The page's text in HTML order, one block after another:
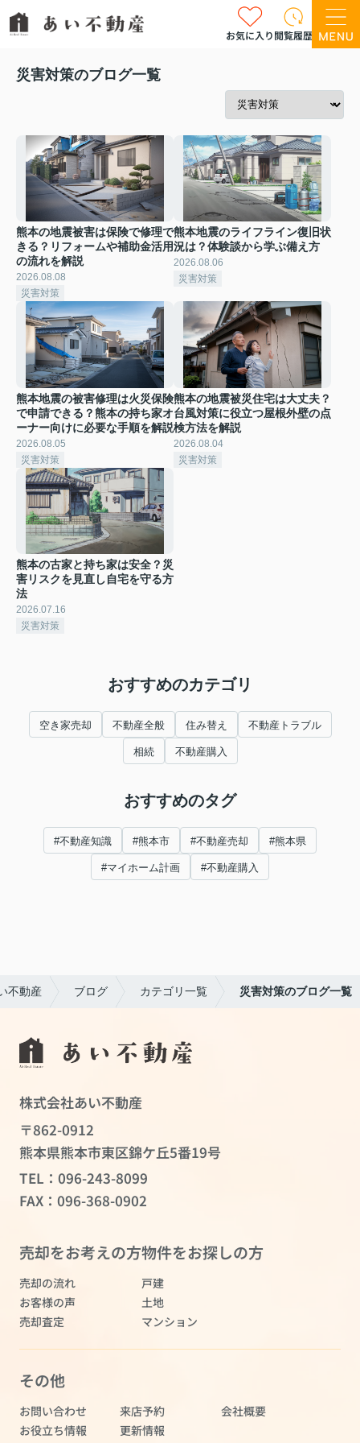
お気に入り閲覧履歴
災害対策のブログ一覧
熊本の地震被害は保険で修理で
きる？リフォームや補助金活用
の流れを解説
2026.08.08
災害対策
熊本地震のライフライン復旧状
況は？体験談から学ぶ備え方
2026.08.06
災害対策
熊本地震の被害修理は火災保険
で申請できる？熊本の持ち家オ
ーナー向けに必要な手順を解説
2026.08.05
災害対策
熊本の地震被災住宅は大丈夫？
台風対策に役立つ屋根外壁の点
検方法を解説
2026.08.04
災害対策
熊本の古家と持ち家は安全？災
害リスクを見直し自宅を守る方
法
2026.07.16
災害対策
おすすめのカテゴリ
空き家売却 不動産全般 住み替え 不動産トラブル
相続 不動産購入
おすすめのタグ
#不動産知識 #熊本市 #不動産売却 #熊本県
#マイホーム計画 #不動産購入
不動産 ブログ カテゴリ一覧 災害対策のブログ一覧
株式会社あい不動産
〒862-0912
熊本県熊本市東区錦ケ丘5番19号
TEL： 096-243-8099
FAX：096-368-0902
売却をお考えの方
売却の流れ
お客様の声
売却査定
物件をお探しの方
戸建
土地
マンション
その他
お問い合わせ 来店予約
会社概要
お役立ち情報
更新情報